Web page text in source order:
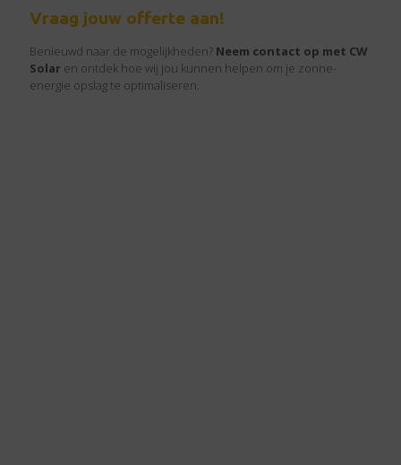
Vraag jouw offerte aan!
Benieuwd naar de mogelijkheden? Neem contact op met CW
Solar en ontdek hoe wij jou kunnen helpen om je zonne-
energie opslag te optimaliseren.